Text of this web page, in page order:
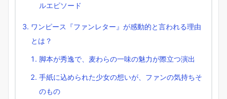
ルエピソード
ワンピース『ファンレター』が感動的と言われる理由
とは？
脚本が秀逸で、麦わらの一味の魅力が際立つ演出
手紙に込められた少女の想いが、ファンの気持ちそ
のもの